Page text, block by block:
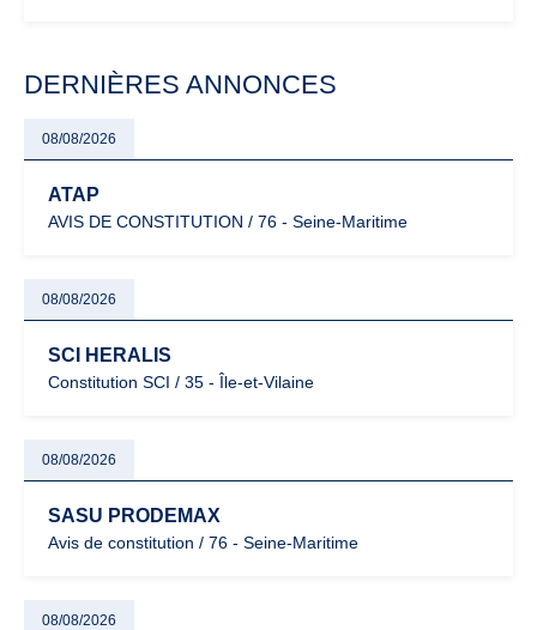
DERNIÈRES ANNONCES
08/08/2026
ATAP
AVIS DE CONSTITUTION / 76 - Seine-Maritime
08/08/2026
SCI HERALIS
Constitution SCI / 35 - Île-et-Vilaine
08/08/2026
SASU PRODEMAX
Avis de constitution / 76 - Seine-Maritime
08/08/2026